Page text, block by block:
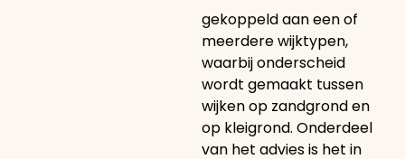
gekoppeld aan een of
meerdere wijktypen,
waarbij onderscheid
wordt gemaakt tussen
wijken op zandgrond en
op kleigrond. Onderdeel
van het advies is het in